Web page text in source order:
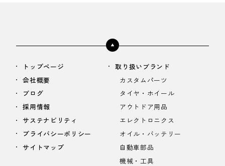
トップページ
会社概要
ブログ
採用情報
サステナビリティ
プライバシーポリシー
サイトマップ
取り扱いブランド
カスタムパーツ
タイヤ・ホイール
アウトドア用品
エレクトロニクス
オイル・バッテリー
自動車部品
機械・工具